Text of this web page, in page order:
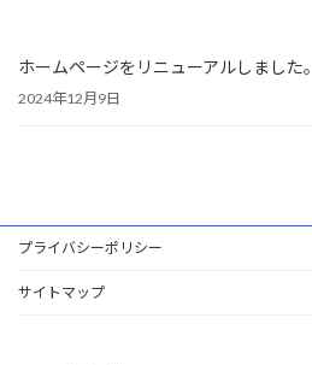
ホームページをリニューアルしました。
2024年12月9日
プライバシーポリシー
サイトマップ